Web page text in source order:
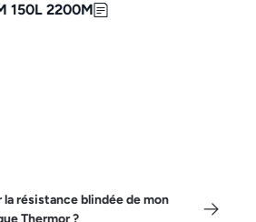
150L 2200M
résistance blindée de mon
Thermor ?